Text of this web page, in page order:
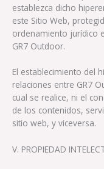
establezca dicho
este Sitio Web,
ordenamiento jurídico
GR7 Outdoor.
El establecimiento del
relaciones entre GR7
cual se realice, ni el
de los contenidos,
sitio web, y viceversa.
V. PROPIEDAD